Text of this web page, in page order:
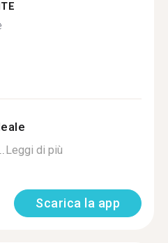
Leggi di più
Scarica la app